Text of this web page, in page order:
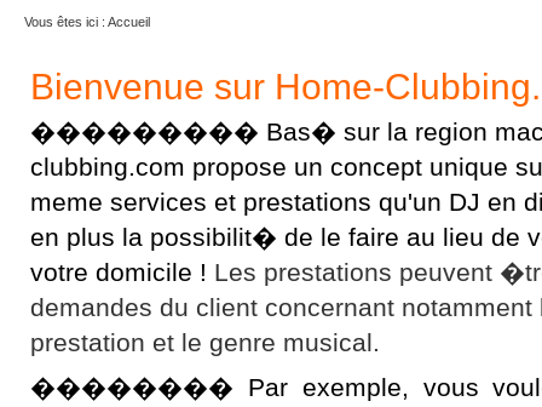
Vous êtes ici : Accueil
Bienvenue sur Home-
��������� Bas� sur la region
clubbing.com propose un concept unique
meme services et prestations qu'un DJ en
en plus la possibilit� de le faire au lieu de
votre domicile ! Les prestations peuvent
demandes du client concernant
prestation et le genre musical.
�������� Par exemple, vous